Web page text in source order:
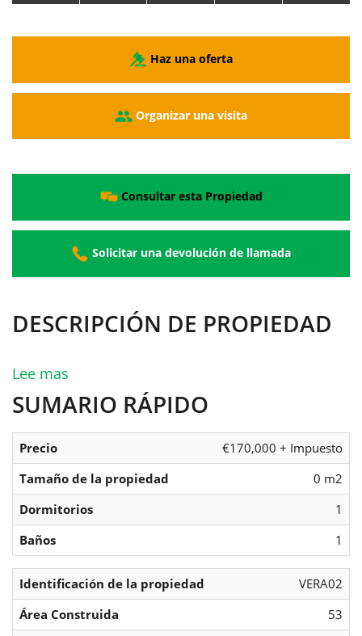
Haz una oferta
Organizar una visita
Consultar esta Propiedad
Solicitar una devolución de llamada
DESCRIPCIÓN DE PROPIEDAD
Lee mas
SUMARIO RÁPIDO
Precio
€170,000 + Impuesto
Tamaño de la propiedad
0 m2
Dormitorios
1
Baños
1
Identificación de la propiedad
VERA02
Área Construida
53